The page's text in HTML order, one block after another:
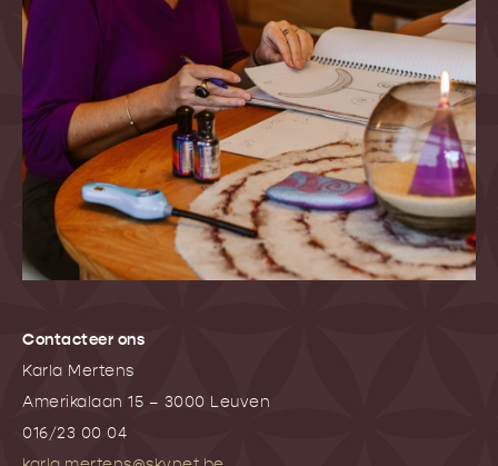
Contacteer ons
Karla Mertens
Amerikalaan 15 – 3000 Leuven
016/23 00 04